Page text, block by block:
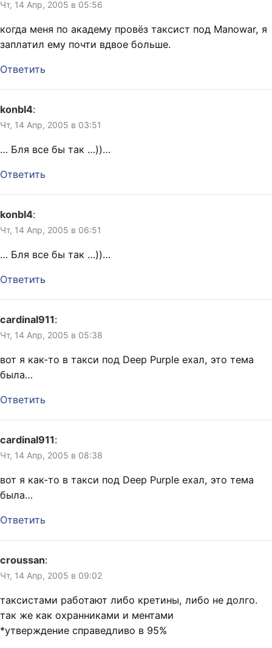
Чт, 14 Апр, 2005 в 05:56
когда меня по академу провёз таксист под Manowar, я
заплатил ему почти вдвое больше.
Ответить
konbl4:
Чт, 14 Апр, 2005 в 03:51
… Бля все бы так …))…
Ответить
konbl4:
Чт, 14 Апр, 2005 в 06:51
… Бля все бы так …))…
Ответить
cardinal911:
Чт, 14 Апр, 2005 в 05:38
вот я как-то в такси под Deep Purple ехал, это тема
была…
Ответить
cardinal911:
Чт, 14 Апр, 2005 в 08:38
вот я как-то в такси под Deep Purple ехал, это тема
была…
Ответить
croussan:
Чт, 14 Апр, 2005 в 09:02
таксистами работают либо кретины, либо не долго.
так же как охранниками и ментами
*утверждение справедливо в 95%